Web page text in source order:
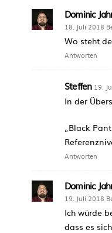
Dominic
18. Juli 2018
Wo steht
Antworten
Steffen 19.
In der
„Black
Antworten
Dominic
19. Juli 2018
Ich würde
dass es